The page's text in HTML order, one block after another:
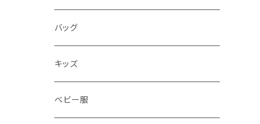
水筒
水筒
バッグ
キッズ
ベビー服